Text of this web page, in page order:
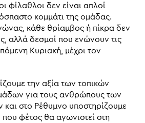
φίλαθλοι δεν είναι απλοί
κομμάτι της ομάδας.
κάθε θρίαμβος ή πίκρα δεν
αλλά δεσμοί που ενώνουν τις
Κυριακή, μέχρι τον
την αξία των τοπικών
για τους ανθρώπους των
και στο Ρέθυμνο υποστηρίζουμε
φέτος θα αγωνιστεί στη